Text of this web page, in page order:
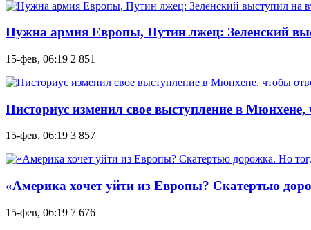
Нужна армия Европы, Путин лжец: Зеленский
15-фев, 06:19 2 851
Писториус изменил свое выступление в
15-фев, 06:19 3 857
«Америка хочет уйти из Европы? Скатертью
15-фев, 06:19 7 676